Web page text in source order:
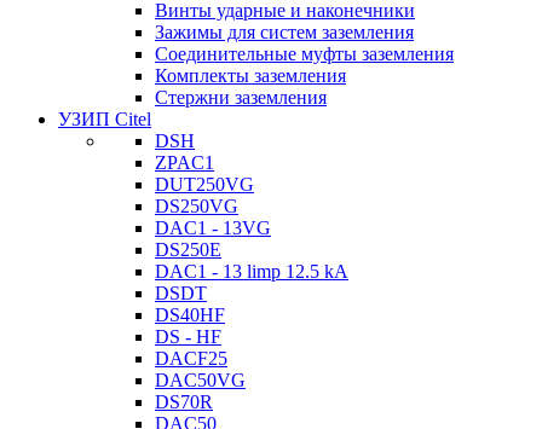
Винты ударные и наконечники
Зажимы для систем заземления
Соединительные муфты заземления
Комплекты заземления
Стержни заземления
УЗИП Citel
DSH
ZPAC1
DUT250VG
DS250VG
DAC1 - 13VG
DS250E
DAC1 - 13 limp 12.5 kA
DSDT
DS40HF
DS - HF
DACF25
DAC50VG
DS70R
DAC50